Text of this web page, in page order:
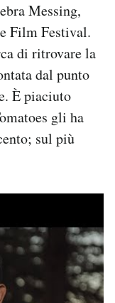
Messing,
Film Festival.
di ritrovare la
dal punto
È piaciuto
gli ha
sul più